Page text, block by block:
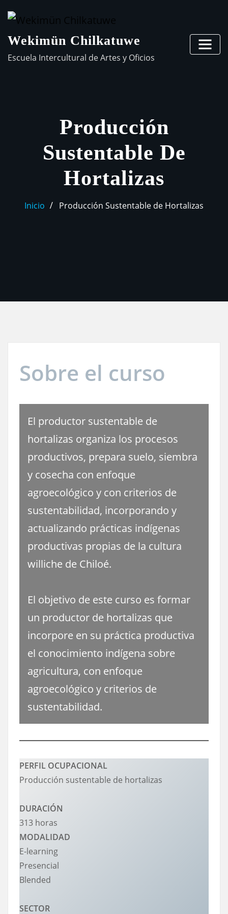
Wekimün Chilkatuwe
Escuela Intercultural de Artes y Oficios
Producción
Sustentable De
Hortalizas
Inicio Producción Sustentable de Hortalizas
Sobre el curso
El productor sustentable de
hortalizas organiza los procesos
productivos, prepara suelo, siembra
y cosecha con enfoque
agroecológico y con criterios de
sustentabilidad, incorporando y
actualizando prácticas indígenas
productivas propias de la cultura
williche de Chiloé.
El objetivo de este curso es formar
un productor de hortalizas que
incorpore en su práctica productiva
el conocimiento indígena sobre
agricultura, con enfoque
agroecológico y criterios de
sustentabilidad.
PERFIL OCUPACIONAL
Producción sustentable de hortalizas
DURACIÓN
313 horas
MODALIDAD
E-learning
Presencial
Blended
SECTOR